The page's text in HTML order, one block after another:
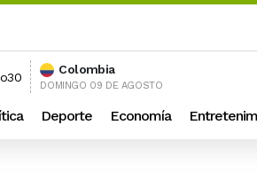
Colombia
DOMINGO 09 DE AGOSTO
Deporte Economía